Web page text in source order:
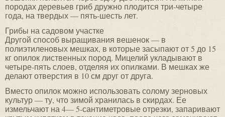
породах деревьев гриб дружно плодится три-четыре
года, на твердых — пять-шесть лет.
Грибы на садовом участке
Другой способ выращивания вешенок — в
полиэтиленовых мешках, в которые засыпают от 5 до 15
кг опилок лиственных пород. Мицелий укладывают в
четыре-пять слоев, отделяя их опилками. В мешках же
делают отверстия в 10 см друг от друга.
Вместо опилок можно использовать солому зерновых
культур — ту, что зимой хранилась в скирдах. Ее
измельчают на 4— 5-сантиметровые отрезки, запаривают